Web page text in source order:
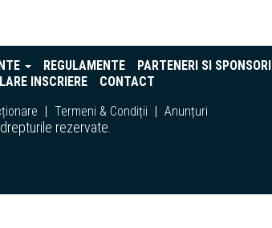
REGULAMENTE PARTENERI SI SPONSORI
INSCRIERE
CONTACT
Termeni & Condiții Anunțuri
rezervate.